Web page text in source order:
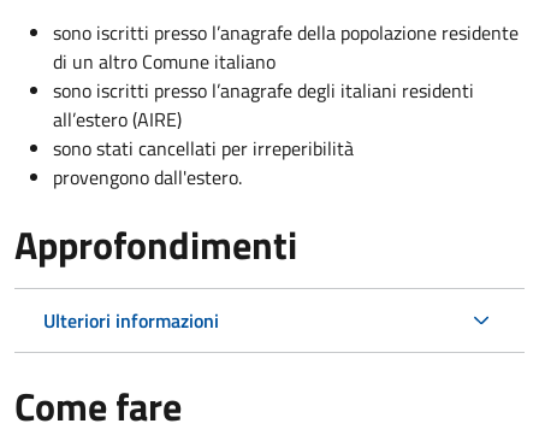
sono iscritti presso l’anagrafe della popolazione residente
di un altro Comune italiano
sono iscritti presso l’anagrafe degli italiani residenti
all’estero (AIRE)
sono stati cancellati per irreperibilità
provengono dall'estero.
Approfondimenti
Ulteriori informazioni
Come fare